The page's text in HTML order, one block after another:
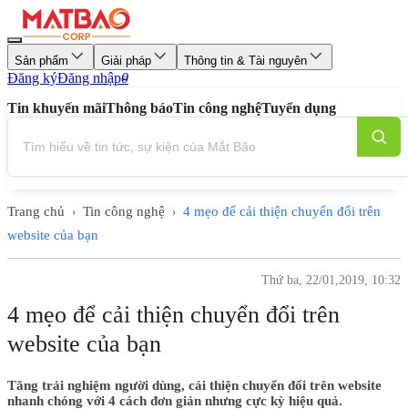
Sản phẩm Giải pháp Thông tin & Tài nguyên
Đăng kýĐăng nhập0
Tin khuyến mãiThông báoTin công nghệTuyển dụng
Trang chủ › Tin công nghệ › 4 mẹo để cải thiện chuyển đổi trên
website của bạn
Thứ ba, 22/01,2019, 10:32
4 mẹo để cải thiện chuyển đổi trên
website của bạn
Tăng trải nghiệm người dùng, cải thiện chuyển đổi trên website
nhanh chóng với 4 cách đơn giản nhưng cực kỳ hiệu quả.